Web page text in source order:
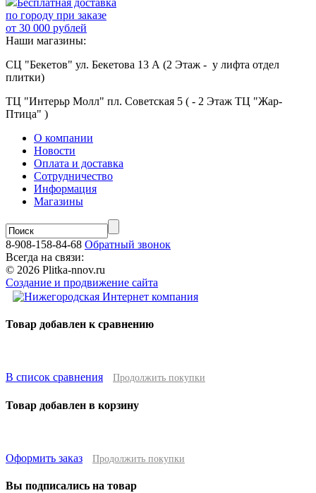
Бесплатная доставка
по городу при заказе
от 30 000 рублей
Наши магазины:
СЦ "Бекетов" ул. Бекетова 13 А (2 Этаж - у лифта отдел
плитки)
ТЦ "Интерьр Молл" пл. Советская 5 ( - 2 Этаж ТЦ "Жар-
Птица" )
О компании
Новости
Оплата и доставка
Сотрудничество
Информация
Магазины
8-908-158-84-68 Обратный звонок
Всегда на связи:
© 2026 Plitka-nnov.ru
Создание и продвижение сайта
Товар добавлен к сравнению
В список сравнения Продолжить покупки
Товар добавлен в корзину
Оформить заказ Продолжить покупки
Вы подписались на товар